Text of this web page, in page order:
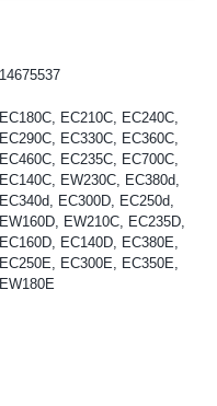
14675537
EC180C, EC210C, EC240C,
EC290C, EC330C, EC360C,
EC460C, EC235C, EC700C,
EC140C, EW230C, EC380d,
EC340d, EC300D, EC250d,
EW160D, EW210C, EC235D,
EC160D, EC140D, EC380E,
EC250E, EC300E, EC350E,
EW180E